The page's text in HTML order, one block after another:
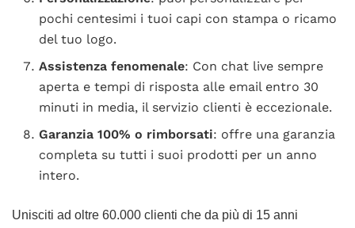
pochi centesimi i tuoi capi con stampa o ricamo
del tuo logo.
Assistenza fenomenale: Con chat live sempre
aperta e tempi di risposta alle email entro 30
minuti in media, il servizio clienti è eccezionale.
Garanzia 100% o rimborsati: offre una garanzia
completa su tutti i suoi prodotti per un anno
intero.
Unisciti ad oltre 60.000 clienti che da più di 15 anni